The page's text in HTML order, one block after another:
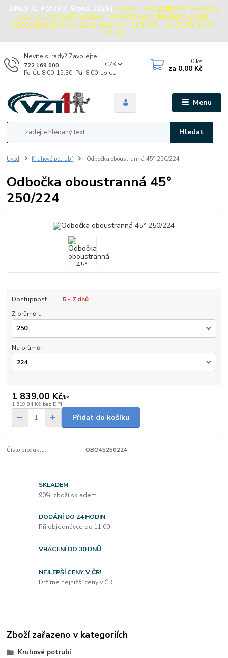
DNES JE: Pátek 7. Srpna, 2026 | POZOR - PRÁZDNINOVÝ PROVOZ
SKLADU / OSOBNÍ ODBĚRY - Provozní doba skladu pro osobní
odběry objednávek do 31.08.2026: Po - Čt: 13:00 - 15:30, Pá: 13:00 -
15:00
Menu
CZK
Hledat
Nevíte si rady? Zavolejte.
722 169 000
Po-Čt: 8:00-15:30, Pá: 8:00-15:00
0 ks
za 0,00 Kč
Úvod Kruhové potrubí Odbočka oboustranná 45° 250/224
Odbočka oboustranná 45°
250/224
Dostupnost
5 - 7 dnů
Z průměru
Na průměr
1 839,00 Kč/ks
1 519,84 Kč bez DPH
Přidat do košíku
Číslo produktu: OBO45250224
SKLADEM
90% zboží skladem
DODÁNÍ DO 24 HODIN
Při objednávce do 11:00
VRÁCENÍ DO 30 DNŮ
NEJLEPŠÍ CENY V ČR!
Držíme nejnižší ceny v ČR
Zboží zařazeno v kategoriích
Kruhové potrubí